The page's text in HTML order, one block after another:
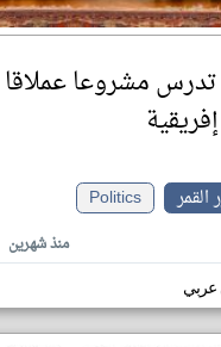
مشروعا
القمر
Politics
منذ شهرين
عربي